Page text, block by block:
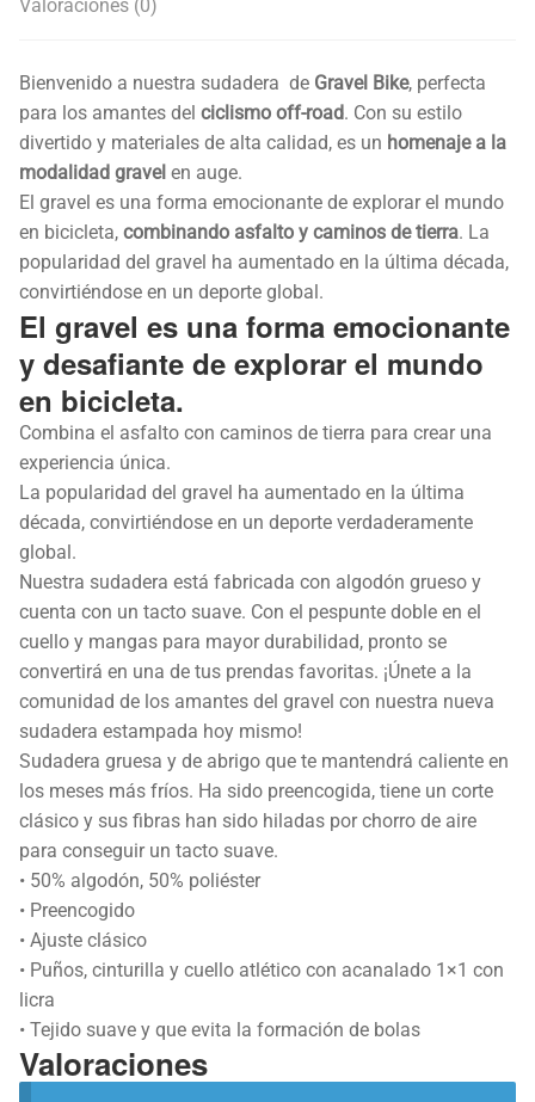
Valoraciones (0)
Bienvenido a nuestra sudadera de Gravel Bike, perfecta
para los amantes del ciclismo off-road. Con su estilo
divertido y materiales de alta calidad, es un homenaje a la
modalidad gravel en auge.
El gravel es una forma emocionante de explorar el mundo
en bicicleta, combinando asfalto y caminos de tierra. La
popularidad del gravel ha aumentado en la última década,
convirtiéndose en un deporte global.
El gravel es una forma emocionante
y desafiante de explorar el mundo
en bicicleta.
Combina el asfalto con caminos de tierra para crear una
experiencia única.
La popularidad del gravel ha aumentado en la última
década, convirtiéndose en un deporte verdaderamente
global.
Nuestra sudadera está fabricada con algodón grueso y
cuenta con un tacto suave. Con el pespunte doble en el
cuello y mangas para mayor durabilidad, pronto se
convertirá en una de tus prendas favoritas. ¡Únete a la
comunidad de los amantes del gravel con nuestra nueva
sudadera estampada hoy mismo!
Sudadera gruesa y de abrigo que te mantendrá caliente en
los meses más fríos. Ha sido preencogida, tiene un corte
clásico y sus fibras han sido hiladas por chorro de aire
para conseguir un tacto suave.
• 50% algodón, 50% poliéster
• Preencogido
• Ajuste clásico
• Puños, cinturilla y cuello atlético con acanalado 1×1 con
licra
• Tejido suave y que evita la formación de bolas
Valoraciones